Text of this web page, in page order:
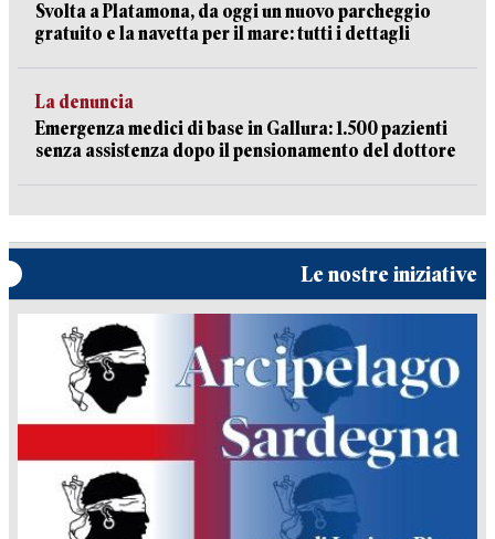
Svolta a Platamona, da oggi un nuovo parcheggio
gratuito e la navetta per il mare: tutti i dettagli
La denuncia
Emergenza medici di base in Gallura: 1.500 pazienti
senza assistenza dopo il pensionamento del dottore
Le nostre iniziative